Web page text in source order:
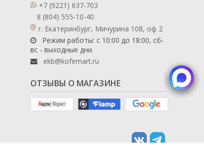
+7 (9221) 637-703
8 (804) 555-10-40
г. Екатеринбург, Мичурина 108, оф 2
Режим работы: с 10:00 до 18:00, сб-
вс - выходные дни.
ekb@kofemart.ru
ОТЗЫВЫ О МАГАЗИНЕ